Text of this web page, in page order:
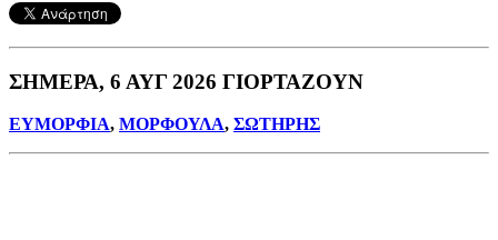
ΣΗΜΕΡΑ, 6 ΑΥΓ 2026 ΓΙΟΡΤΑΖΟΥΝ
ΕΥΜΟΡΦΙΑ, ΜΟΡΦΟΥΛΑ, ΣΩΤΗΡΗΣ